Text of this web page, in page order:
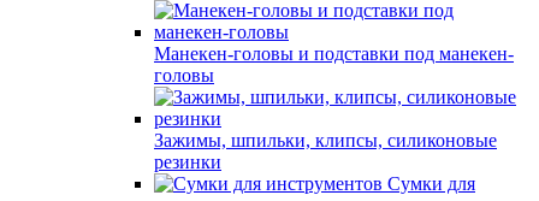
Манекен-головы и подставки под манекен-
головы
Зажимы, шпильки, клипсы, силиконовые
резинки
Сумки для